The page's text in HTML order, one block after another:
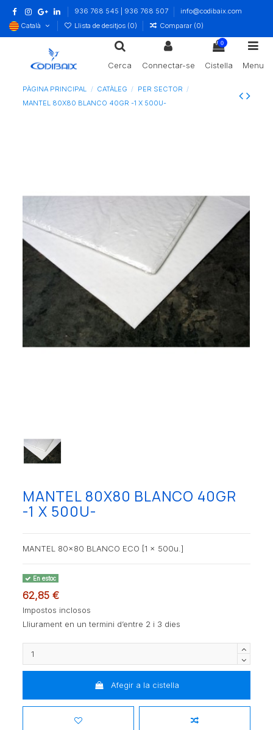
936 768 545 | 936 768 507
info@codibaix.com
Català
Llista de desitjos (0) Comparar (0)
Cerca Connectar-se
0
Cistella Menu
PÀGINA PRINCIPAL CATÀLEG
PER SECTOR
MANTEL 80X80 BLANCO 40GR -1 X 500U-
MANTEL 80X80 BLANCO 40GR
-1 X 500U-
MANTEL 80x80 BLANCO ECO [1 x 500u.]
En estoc
62,85 €
Impostos inclosos
Lliurament en un termini d’entre 2 i 3 dies
Afegir a la cistella